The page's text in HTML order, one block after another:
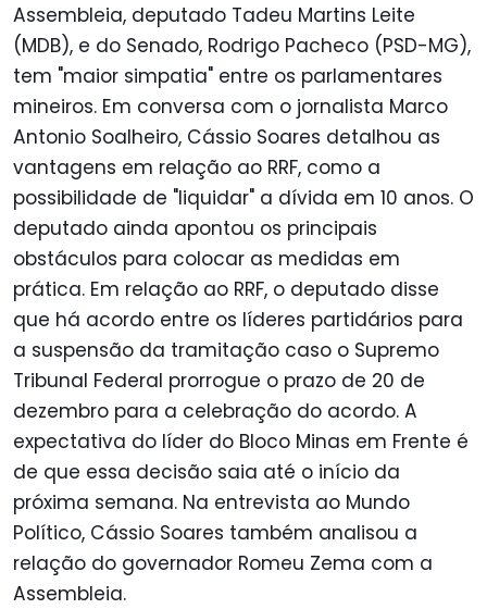
Assembleia, deputado Tadeu Martins Leite
(MDB), e do Senado, Rodrigo Pacheco (PSD-MG),
tem "maior simpatia" entre os parlamentares
mineiros. Em conversa com o jornalista Marco
Antonio Soalheiro, Cássio Soares detalhou as
vantagens em relação ao RRF, como a
possibilidade de "liquidar" a dívida em 10 anos. O
deputado ainda apontou os principais
obstáculos para colocar as medidas em
prática. Em relação ao RRF, o deputado disse
que há acordo entre os líderes partidários para
a suspensão da tramitação caso o Supremo
Tribunal Federal prorrogue o prazo de 20 de
dezembro para a celebração do acordo. A
expectativa do líder do Bloco Minas em Frente é
de que essa decisão saia até o início da
próxima semana. Na entrevista ao Mundo
Político, Cássio Soares também analisou a
relação do governador Romeu Zema com a
Assembleia.